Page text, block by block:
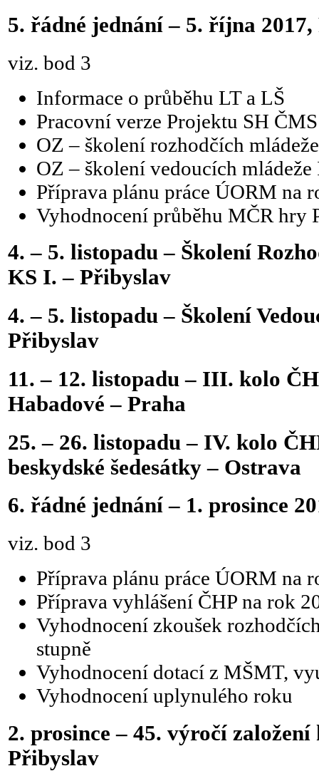
5. řádné jednání – 5. října 2017,
viz. bod 3
Informace o průběhu LT a LŠ
Pracovní verze Projektu SH
OZ – školení rozhodčích
OZ – školení vedoucích mládeže
Příprava plánu práce ÚORM na
Vyhodnocení průběhu MČR hry
4. – 5. listopadu – Školení
KS I. – Přibyslav
4. – 5. listopadu – Školení
Přibyslav
11. – 12. listopadu – III. kolo
Habadové – Praha
25. – 26. listopadu – IV. kolo
beskydské šedesátky – Ostrava
6. řádné jednání – 1. prosince
viz. bod 3
Příprava plánu práce ÚORM na
Příprava vyhlášení ČHP na rok
Vyhodnocení zkoušek
stupně
Vyhodnocení dotací z MŠMT,
Vyhodnocení uplynulého roku
2. prosince – 45. výročí
Přibyslav